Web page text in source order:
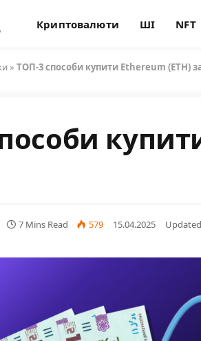
Криптовалюти ШІ NFT
» ТОП-3 способи купити Ethereum (ETH)
7 Mins Read 579 15.04.2025